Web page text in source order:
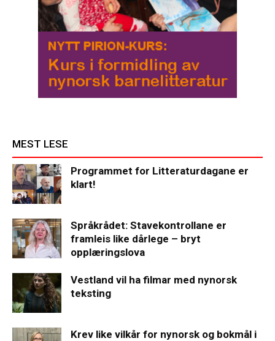
MEST LESE
Programmet for Litteraturdagane er
klart!
Språkrådet: Stavekontrollane er
framleis like dårlege – bryt
opplæringslova
Vestland vil ha filmar med nynorsk
teksting
Krev like vilkår for nynorsk og bokmål i